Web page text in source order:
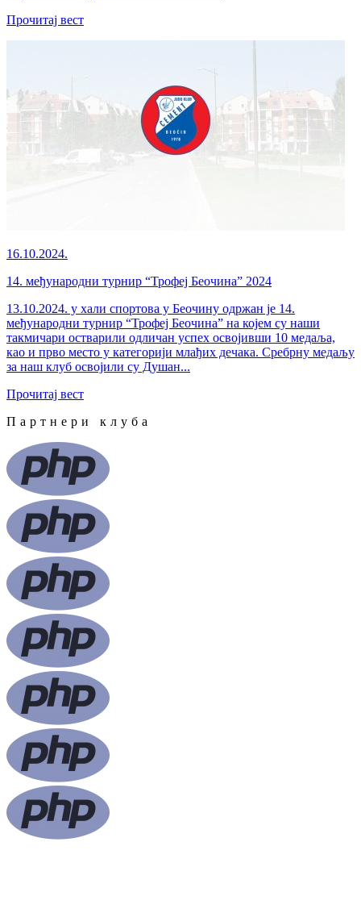
Прочитај вест
16.10.2024.
14. међународни турнир “Трофеј Беочина” 2024
13.10.2024. у хали спортова у Беочину одржан је 14.
међународни турнир “Трофеј Беочина” на којем су наши
такмичари остварили одличан успех освојивши 10 медаља,
као и прво место у категорији млађих дечака. Сребрну медаљу
за наш клуб освојили су Душан...
Прочитај вест
Партнери клуба